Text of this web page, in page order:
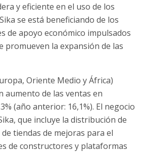
y eficiente en el uso de los
se está beneficiando de los
de apoyo económico impulsados
promueven la expansión de las
Oriente Medio y África)
aumento de las ventas en
(año anterior: 16,1%). El negocio
que incluye la distribución de
tiendas de mejoras para el
de constructores y plataformas